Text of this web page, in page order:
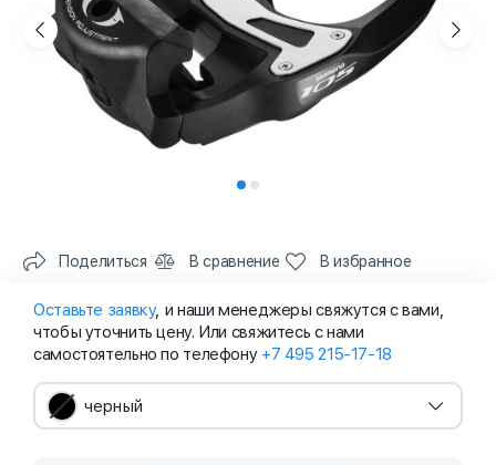
Поделиться В сравнение В избранное
Оставьте заявку, и наши менеджеры свяжутся с вами,
чтобы уточнить цену. Или свяжитесь с нами
самостоятельно по телефону +7 495 215-17-18
черный